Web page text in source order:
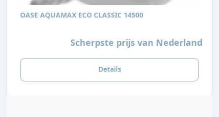
OASE AQUAMAX ECO CLASSIC 14500
Scherpste prijs van Nederland
Details